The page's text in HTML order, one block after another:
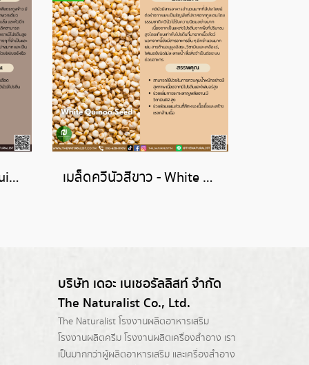
เมล็ดควีนัวดำ - Black Quinoa Seed เมล็ดควีนัวสีขาว - White Quinoa Seed
บริษัท เดอะ เนเชอรัลลิสท์ จำกัด
The Naturalist Co., Ltd.
The Naturalist โรงงานผลิตอาหารเสริม
โรงงานผลิตครีมโรงงานผลิตเครื่องสำอาง เรา
เป็นมากกว่าผู้ผลิตอาหารเสริมและเครื่องสำอาง